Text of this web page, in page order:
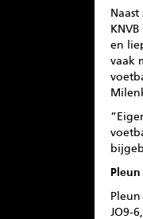
en
vaak
Pleun
JO9-